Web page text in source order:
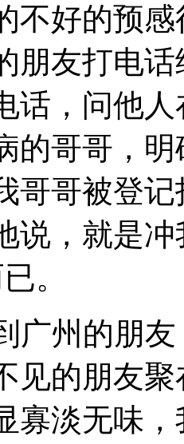
不好的预
朋友打电
话，问他
的哥哥，
哥哥被登
说，就是
。
广州的朋
见的朋友
寡淡无味